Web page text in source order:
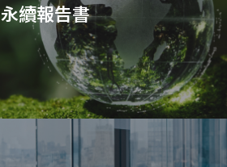
永續報告書